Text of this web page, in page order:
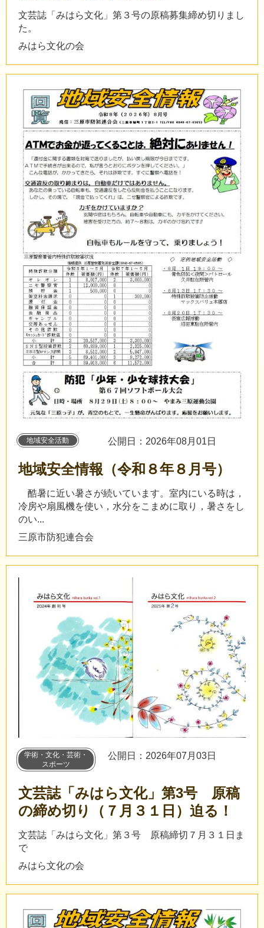
文芸誌「みはら文化」第３号の原稿募集締め切りまし
た。
みはら文化の会
地域安全活動 公開日：2026年08月01日
地域安全情報（令和８年８月号）
酷暑に近い暑さが続いています。室内にいる時は，
冷房や扇風機を使い，水分をこまめに取り，暑さをし
のい...
三原市防犯連合会
学術・文化・芸術・
スポーツ
公開日：2026年07月03日
文芸誌「みはら文化」第3号 原稿
の締め切り（７月３１日）迫る！
文芸誌「みはら文化」第３号 原稿締切７月３１日ま
で
みはら文化の会